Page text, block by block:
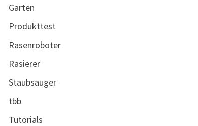
Garten
Produkttest
Rasenroboter
Rasierer
Staubsauger
tbb
Tutorials